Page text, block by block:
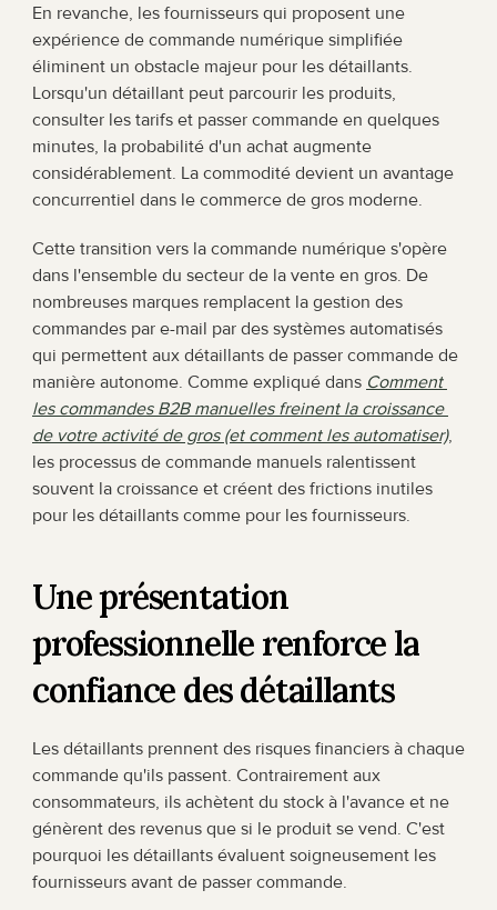
En revanche, les fournisseurs qui proposent une
expérience de commande numérique simplifiée
éliminent un obstacle majeur pour les détaillants.
Lorsqu'un détaillant peut parcourir les produits,
consulter les tarifs et passer commande en quelques
minutes, la probabilité d'un achat augmente
considérablement. La commodité devient un avantage
concurrentiel dans le commerce de gros moderne.
Cette transition vers la commande numérique s'opère
dans l'ensemble du secteur de la vente en gros. De
nombreuses marques remplacent la gestion des
commandes par e-mail par des systèmes automatisés
qui permettent aux détaillants de passer commande de
manière autonome. Comme expliqué dans Comment
les commandes B2B manuelles freinent la croissance
de votre activité de gros (et comment les automatiser),
les processus de commande manuels ralentissent
souvent la croissance et créent des frictions inutiles
pour les détaillants comme pour les fournisseurs.
Une présentation
professionnelle renforce la
confiance des détaillants
Les détaillants prennent des risques financiers à chaque
commande qu'ils passent. Contrairement aux
consommateurs, ils achètent du stock à l'avance et ne
génèrent des revenus que si le produit se vend. C'est
pourquoi les détaillants évaluent soigneusement les
fournisseurs avant de passer commande.